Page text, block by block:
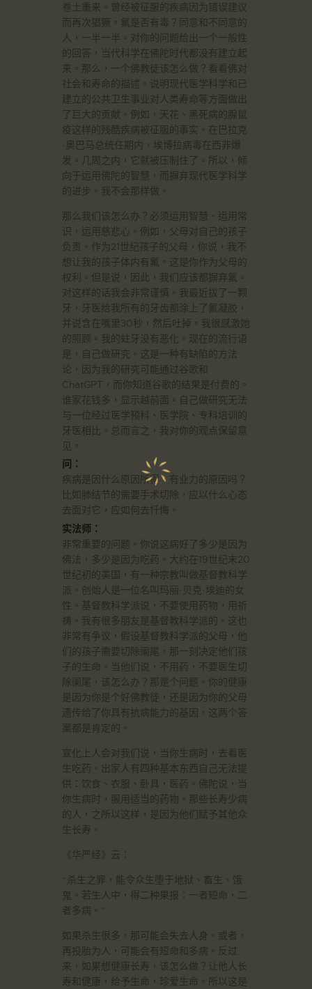
卷土重来。曾经被征服的疾病因为错误建议
而再次猖獗。氟是否有毒？同意和不同意的
人，一半一半。对你的问题给出一个一般性
的回答，当代科学在佛陀时代都没有建立起
来。那么，一个佛教徒该怎么做？看看佛对
社会和寿命的描述。说明现代医学科学和已
建立的公共卫生事业对人类寿命等方面做出
了巨大的贡献。例如，天花、黑死病的腺鼠
疫这样的残酷疾病被征服的事实。在巴拉克
·奥巴马总统任期内，埃博拉病毒在西非爆
发。几周之内，它就被压制住了。所以，倾
向于运用佛陀的智慧，而摒弃现代医学科学
的进步。我不会那样做。
那么我们该怎么办？必须运用智慧、运用常
识，运用慈悲心。例如，父母对自己的孩子
负责。作为21世纪孩子的父母，你说，我不
想让我的孩子体内有氟。这是你作为父母的
权利。但是说，因此，我们应该都摒弃氟。
对这样的话我会非常谨慎。我最近拔了一颗
牙，牙医给我所有的牙齿都涂上了氟凝胶，
并说含在嘴里30秒，然后吐掉。我很感激她
的照顾。我的蛀牙没有恶化。现在的流行语
是，自己做研究。这是一种有缺陷的方法
论，因为我的研究可能通过谷歌和
ChatGPT，而你知道谷歌的结果是付费的。
谁家花钱多，显示越前面。自己做研究无法
与一位经过医学预科、医学院、专科培训的
牙医相比。总而言之，我对你的观点保留意
见。
问：
疾病是因什么原因所得，有业力的原因吗？
比如肺结节的需要手术切除，应以什么心态
去面对它，应如何去忏悔。
实法师：
非常重要的问题。你说这病好了多少是因为
佛法，多少是因为吃药。大约在19世纪末20
世纪初的美国，有一种宗教叫做基督教科学
派。创始人是一位名叫玛丽·贝克·埃迪的女
性。基督教科学派说，不要使用药物，用祈
祷。我有很多朋友是基督教科学派的。这也
非常有争议，假设基督教科学派的父母，他
们的孩子需要切除阑尾，那一刻决定他们孩
子的生命。当他们说，不用药，不要医生切
除阑尾，该怎么办？那是个问题。你的健康
是因为你是个好佛教徒，还是因为你的父母
遗传给了你具有抗病能力的基因，这两个答
案都是肯定的。
宣化上人会对我们说，当你生病时，去看医
生吃药。出家人有四种基本东西自己无法提
供：饮食、衣服、卧具，医药。佛陀说，当
你生病时，服用适当的药物。那些长寿少病
的人，之所以这样，是因为他们赋予其他众
生长寿。
《华严经》云：
“杀生之罪，能令众生堕于地狱、畜生、饿
鬼。若生人中，得二种果报：一者短命，二
者多病。”
如果杀生很多，那可能会失去人身。或者，
再投胎为人，可能会有短命和多病。反过
来，如果想健康长寿，该怎么做？让他人长
寿和健康，给予生命，珍爱生命。所以这是